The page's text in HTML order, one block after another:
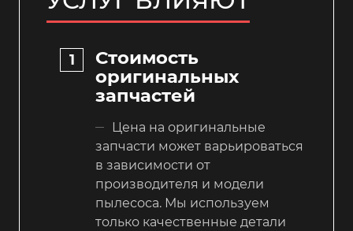
Стоимость
оригинальных
запчастей
Цена на оригинальные
запчасти может варьироваться
в зависимости от
производителя и модели
пылесоса. Мы используем
только качественные детали